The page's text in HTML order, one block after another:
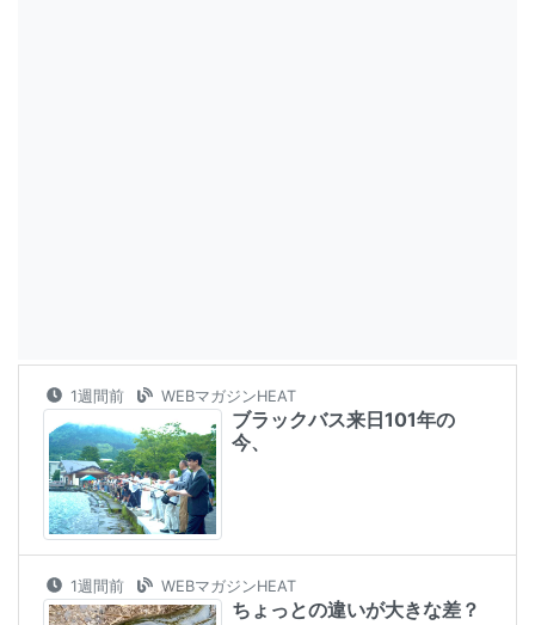
1週間前 WEBマガジンHEAT
ブラックバス来日101年の
今、
1週間前 WEBマガジンHEAT
ちょっとの違いが大きな差？